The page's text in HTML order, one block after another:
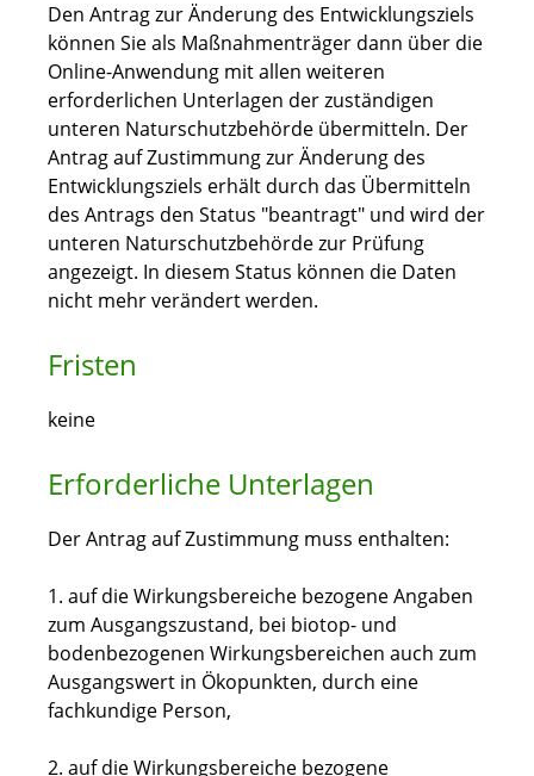
Den Antrag zur Änderung des Entwicklungsziels
können Sie als Maßnahmenträger dann über die
Online-Anwendung mit allen weiteren
erforderlichen Unterlagen der zuständigen
unteren Naturschutzbehörde übermitteln. Der
Antrag auf Zustimmung zur Änderung des
Entwicklungsziels erhält durch das Übermitteln
des Antrags den Status "beantragt" und wird der
unteren Naturschutzbehörde zur Prüfung
angezeigt. In diesem Status können die Daten
nicht mehr verändert werden.
Fristen
keine
Erforderliche Unterlagen
Der Antrag auf Zustimmung muss enthalten:
1. auf die Wirkungsbereiche bezogene Angaben
zum Ausgangszustand, bei biotop- und
bodenbezogenen Wirkungsbereichen auch zum
Ausgangswert in Ökopunkten, durch eine
fachkundige Person,
2. auf die Wirkungsbereiche bezogene